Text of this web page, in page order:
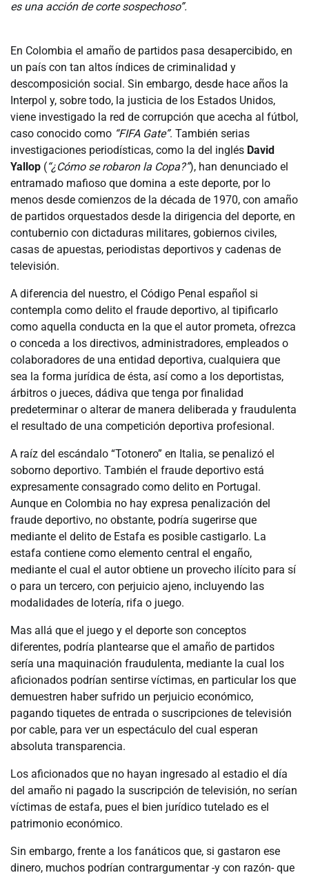
es una acción de corte sospechoso”.
En Colombia el amaño de partidos pasa desapercibido, en
un país con tan altos índices de criminalidad y
descomposición social. Sin embargo, desde hace años la
Interpol y, sobre todo, la justicia de los Estados Unidos,
viene investigado la red de corrupción que acecha al fútbol,
caso conocido como “FIFA Gate”. También serias
investigaciones periodísticas, como la del inglés David
Yallop (“¿Cómo se robaron la Copa?”), han denunciado el
entramado mafioso que domina a este deporte, por lo
menos desde comienzos de la década de 1970, con amaño
de partidos orquestados desde la dirigencia del deporte, en
contubernio con dictaduras militares, gobiernos civiles,
casas de apuestas, periodistas deportivos y cadenas de
televisión.
A diferencia del nuestro, el Código Penal español si
contempla como delito el fraude deportivo, al tipificarlo
como aquella conducta en la que el autor prometa, ofrezca
o conceda a los directivos, administradores, empleados o
colaboradores de una entidad deportiva, cualquiera que
sea la forma jurídica de ésta, así como a los deportistas,
árbitros o jueces, dádiva que tenga por finalidad
predeterminar o alterar de manera deliberada y fraudulenta
el resultado de una competición deportiva profesional.
A raíz del escándalo “Totonero” en Italia, se penalizó el
soborno deportivo. También el fraude deportivo está
expresamente consagrado como delito en Portugal.
Aunque en Colombia no hay expresa penalización del
fraude deportivo, no obstante, podría sugerirse que
mediante el delito de Estafa es posible castigarlo. La
estafa contiene como elemento central el engaño,
mediante el cual el autor obtiene un provecho ilícito para sí
o para un tercero, con perjuicio ajeno, incluyendo las
modalidades de lotería, rifa o juego.
Mas allá que el juego y el deporte son conceptos
diferentes, podría plantearse que el amaño de partidos
sería una maquinación fraudulenta, mediante la cual los
aficionados podrían sentirse víctimas, en particular los que
demuestren haber sufrido un perjuicio económico,
pagando tiquetes de entrada o suscripciones de televisión
por cable, para ver un espectáculo del cual esperan
absoluta transparencia.
Los aficionados que no hayan ingresado al estadio el día
del amaño ni pagado la suscripción de televisión, no serían
víctimas de estafa, pues el bien jurídico tutelado es el
patrimonio económico.
Sin embargo, frente a los fanáticos que, si gastaron ese
dinero, muchos podrían contrargumentar -y con razón- que